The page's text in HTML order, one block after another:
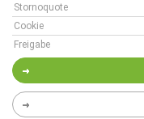
Stornoquote
Cookie
Freigabe